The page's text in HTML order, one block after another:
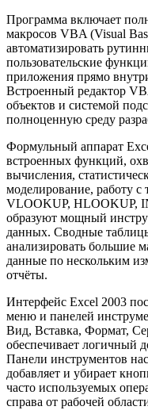
Программа включает
макросов VBA (Visual
автоматизировать
пользовательские
приложения прямо
Встроенный редактор
объектов и системой
полноценную среду
Формульный аппарат
встроенных функций,
вычисления,
моделирование, работу
VLOOKUP, HLOOKUP,
образуют мощный
данных. Сводные
анализировать большие
данные по нескольким
отчёты.
Интерфейс Excel 2003
меню и панелей
Вид, Вставка, Формат,
обеспечивает логичный
Панели инструментов
добавляет и убирает
часто используемых
справа от рабочей